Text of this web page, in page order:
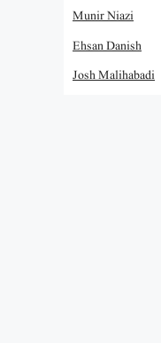
Munir Niazi
Ehsan Danish
Josh Malihabadi